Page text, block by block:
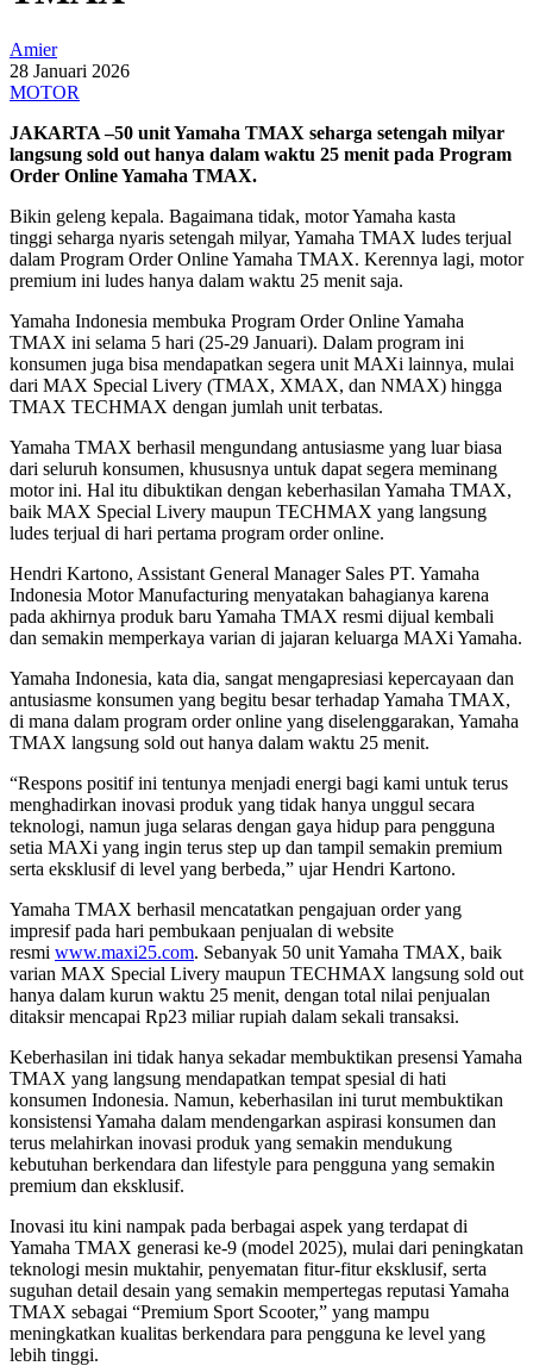
Amier
28 Januari 2026
MOTOR
JAKARTA –50 unit Yamaha TMAX seharga setengah milyar
langsung sold out hanya dalam waktu 25 menit pada Program
Order Online Yamaha TMAX.
Bikin geleng kepala. Bagaimana tidak, motor Yamaha kasta
tinggi seharga nyaris setengah milyar, Yamaha TMAX ludes terjual
dalam Program Order Online Yamaha TMAX. Kerennya lagi, motor
premium ini ludes hanya dalam waktu 25 menit saja.
Yamaha Indonesia membuka Program Order Online Yamaha
TMAX ini selama 5 hari (25-29 Januari). Dalam program ini
konsumen juga bisa mendapatkan segera unit MAXi lainnya, mulai
dari MAX Special Livery (TMAX, XMAX, dan NMAX) hingga
TMAX TECHMAX dengan jumlah unit terbatas.
Yamaha TMAX berhasil mengundang antusiasme yang luar biasa
dari seluruh konsumen, khususnya untuk dapat segera meminang
motor ini. Hal itu dibuktikan dengan keberhasilan Yamaha TMAX,
baik MAX Special Livery maupun TECHMAX yang langsung
ludes terjual di hari pertama program order online.
Hendri Kartono, Assistant General Manager Sales PT. Yamaha
Indonesia Motor Manufacturing menyatakan bahagianya karena
pada akhirnya produk baru Yamaha TMAX resmi dijual kembali
dan semakin memperkaya varian di jajaran keluarga MAXi Yamaha.
Yamaha Indonesia, kata dia, sangat mengapresiasi kepercayaan dan
antusiasme konsumen yang begitu besar terhadap Yamaha TMAX,
di mana dalam program order online yang diselenggarakan, Yamaha
TMAX langsung sold out hanya dalam waktu 25 menit.
“Respons positif ini tentunya menjadi energi bagi kami untuk terus
menghadirkan inovasi produk yang tidak hanya unggul secara
teknologi, namun juga selaras dengan gaya hidup para pengguna
setia MAXi yang ingin terus step up dan tampil semakin premium
serta eksklusif di level yang berbeda,” ujar Hendri Kartono.
Yamaha TMAX berhasil mencatatkan pengajuan order yang
impresif pada hari pembukaan penjualan di website
resmi www.maxi25.com. Sebanyak 50 unit Yamaha TMAX, baik
varian MAX Special Livery maupun TECHMAX langsung sold out
hanya dalam kurun waktu 25 menit, dengan total nilai penjualan
ditaksir mencapai Rp23 miliar rupiah dalam sekali transaksi.
Keberhasilan ini tidak hanya sekadar membuktikan presensi Yamaha
TMAX yang langsung mendapatkan tempat spesial di hati
konsumen Indonesia. Namun, keberhasilan ini turut membuktikan
konsistensi Yamaha dalam mendengarkan aspirasi konsumen dan
terus melahirkan inovasi produk yang semakin mendukung
kebutuhan berkendara dan lifestyle para pengguna yang semakin
premium dan eksklusif.
Inovasi itu kini nampak pada berbagai aspek yang terdapat di
Yamaha TMAX generasi ke-9 (model 2025), mulai dari peningkatan
teknologi mesin muktahir, penyematan fitur-fitur eksklusif, serta
suguhan detail desain yang semakin mempertegas reputasi Yamaha
TMAX sebagai “Premium Sport Scooter,” yang mampu
meningkatkan kualitas berkendara para pengguna ke level yang
lebih tinggi.